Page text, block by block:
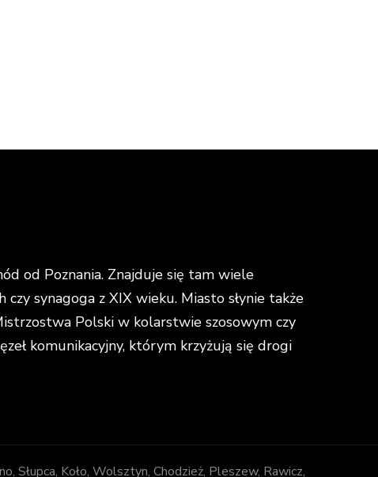
od Poznania. Znajduje się tam wiele
synagoga z XIX wieku. Miasto słynie także
Polski w kolarstwie szosowym czy
komunikacyjny, którym krzyżują się drogi
Słupca, Koło, Wolsztyn, Chodzież, Pleszew, Rawicz,